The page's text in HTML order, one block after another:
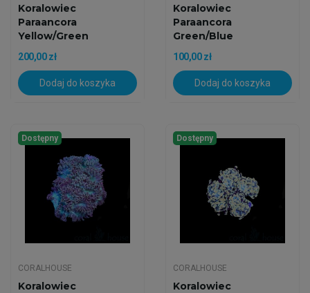
Koralowiec
Paraancora
Yellow/Green
200,00 zł
Dodaj do koszyka
Koralowiec
Paraancora
Green/Blue
100,00 zł
Dodaj do koszyka
Dostępny
CORALHOUSE
Koralowiec
Dostępny
CORALHOUSE
Koralowiec